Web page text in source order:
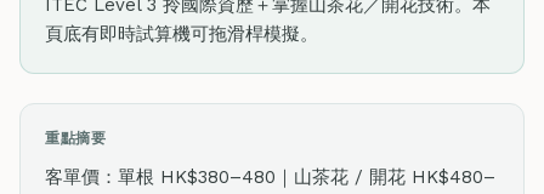
ITEC Level 3 拎國際資歷＋掌握山茶花／開花技術。本
頁底有即時試算機可拖滑桿模擬。
重點摘要
客單價：單根 HK$380–480｜山茶花 / 開花 HK$480–